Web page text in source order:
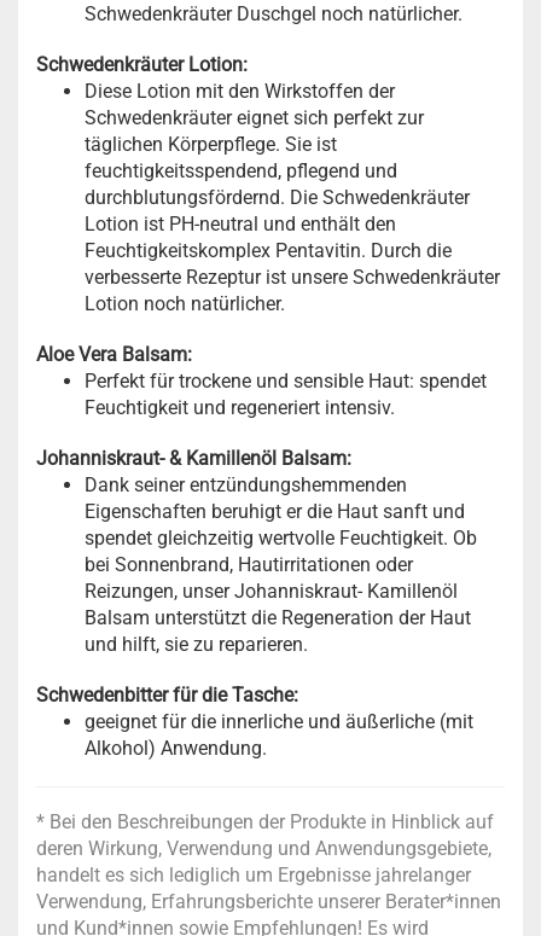
Schwedenkräuter Duschgel noch natürlicher.
Schwedenkräuter Lotion:
Diese Lotion mit den Wirkstoffen der
Schwedenkräuter eignet sich perfekt zur
täglichen Körperpflege. Sie ist
feuchtigkeitsspendend, pflegend und
durchblutungsfördernd. Die Schwedenkräuter
Lotion ist PH-neutral und enthält den
Feuchtigkeitskomplex Pentavitin. Durch die
verbesserte Rezeptur ist unsere Schwedenkräuter
Lotion noch natürlicher.
Aloe Vera Balsam:
Perfekt für trockene und sensible Haut: spendet
Feuchtigkeit und regeneriert intensiv.
Johanniskraut- & Kamillenöl Balsam:
Dank seiner entzündungshemmenden
Eigenschaften beruhigt er die Haut sanft und
spendet gleichzeitig wertvolle Feuchtigkeit. Ob
bei Sonnenbrand, Hautirritationen oder
Reizungen, unser Johanniskraut- Kamillenöl
Balsam unterstützt die Regeneration der Haut
und hilft, sie zu reparieren.
Schwedenbitter für die Tasche:
geeignet für die innerliche und äußerliche (mit
Alkohol) Anwendung.
* Bei den Beschreibungen der Produkte in Hinblick auf
deren Wirkung, Verwendung und Anwendungsgebiete,
handelt es sich lediglich um Ergebnisse jahrelanger
Verwendung, Erfahrungsberichte unserer Berater*innen
und Kund*innen sowie Empfehlungen! Es wird